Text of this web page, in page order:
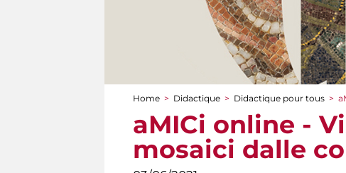
You are here
Home > Didactique > Didactique pour tous >
aMICi online -
mosaici dalle